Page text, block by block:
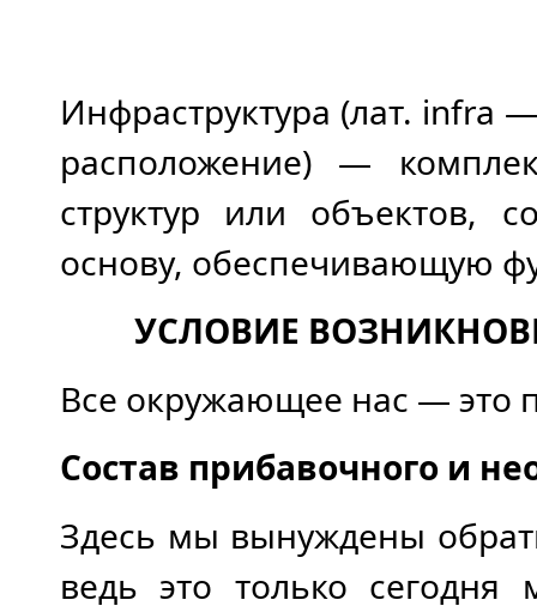
Инфраструктура (лат. infra
расположение) —
структур или объектов,
основу, обеспечивающую
УСЛОВИЕ
Все окружающее нас — это
Состав прибавочного и
Здесь мы вынуждены
ведь это только